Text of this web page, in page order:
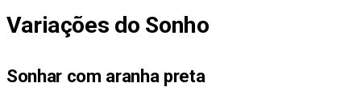
Variações do Sonho
Sonhar com aranha preta